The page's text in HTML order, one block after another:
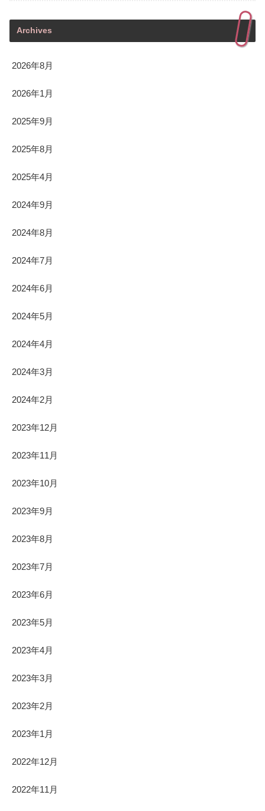
Archives
2026年8月
2026年1月
2025年9月
2025年8月
2025年4月
2024年9月
2024年8月
2024年7月
2024年6月
2024年5月
2024年4月
2024年3月
2024年2月
2023年12月
2023年11月
2023年10月
2023年9月
2023年8月
2023年7月
2023年6月
2023年5月
2023年4月
2023年3月
2023年2月
2023年1月
2022年12月
2022年11月